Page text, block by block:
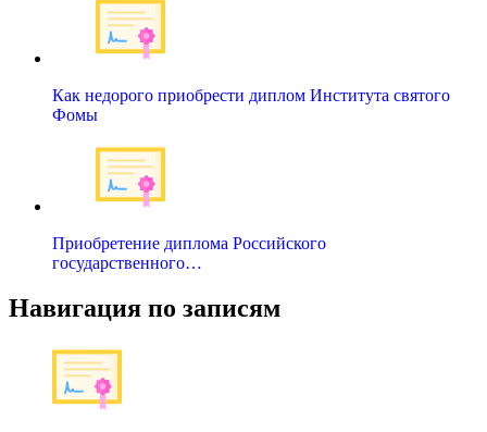
Как недорого приобрести диплом Института святого
Фомы
Приобретение диплома Российского
государственного…
Навигация по записям